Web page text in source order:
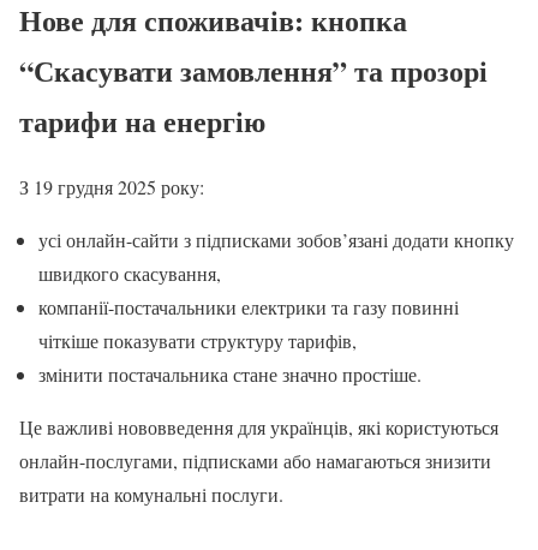
Нове для споживачів: кнопка
“Скасувати замовлення” та прозорі
тарифи на енергію
З 19 грудня 2025 року:
усі онлайн-сайти з підписками зобов’язані додати кнопку
швидкого скасування,
компанії-постачальники електрики та газу повинні
чіткіше показувати структуру тарифів,
змінити постачальника стане значно простіше.
Це важливі нововведення для українців, які користуються
онлайн-послугами, підписками або намагаються знизити
витрати на комунальні послуги.